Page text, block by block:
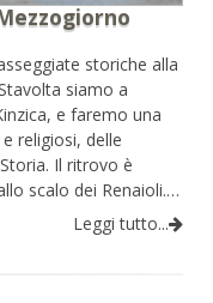
storiche alla
siamo a
e faremo una
religiosi, delle
Il ritrovo è
scalo dei Renaioli.…
Leggi tutto...